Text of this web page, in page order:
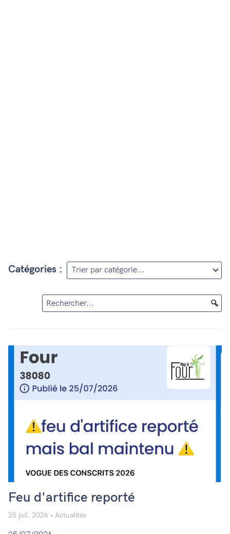
Catégories :
Rechercher...
Feu d'artifice reporté
25 juil. 2026 Actualités